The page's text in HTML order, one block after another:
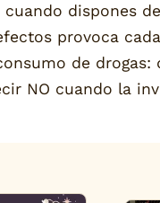
dispones
provoca
de
NO cuando la